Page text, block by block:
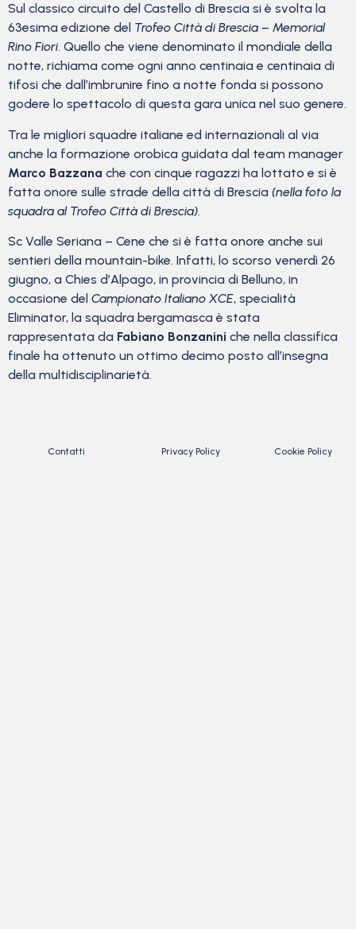
Sul classico circuito del Castello di Brescia si è svolta la
63esima edizione del Trofeo Città di Brescia – Memorial
Rino Fiori. Quello che viene denominato il mondiale della
notte, richiama come ogni anno centinaia e centinaia di
tifosi che dall’imbrunire fino a notte fonda si possono
godere lo spettacolo di questa gara unica nel suo genere.
Tra le migliori squadre italiane ed internazionali al via
anche la formazione orobica guidata dal team manager
Marco Bazzana che con cinque ragazzi ha lottato e si è
fatta onore sulle strade della città di Brescia (nella foto la
squadra al Trofeo Città di Brescia).
Sc Valle Seriana – Cene che si è fatta onore anche sui
sentieri della mountain-bike. Infatti, lo scorso venerdì 26
giugno, a Chies d’Alpago, in provincia di Belluno, in
occasione del Campionato Italiano XCE, specialità
Eliminator, la squadra bergamasca è stata
rappresentata da Fabiano Bonzanini che nella classifica
finale ha ottenuto un ottimo decimo posto all’insegna
della multidisciplinarietà.
Contatti Privacy Policy Cookie Policy